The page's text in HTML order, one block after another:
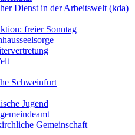
Dienst in der Arbeitswelt (kda)
freier Sonntag
Schweinfurt
Jugend
Gemeinschaft